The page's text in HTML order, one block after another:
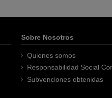
Sobre Nosotros
Quienes somos
Responsabilidad Social
Subvenciones obtenidas